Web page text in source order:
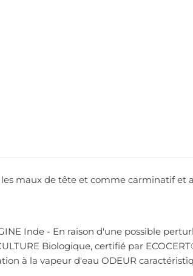
maux de tête et comme carminatif et
Inde - En raison d'une possible
Biologique, certifié par
à la vapeur d'eau ODEUR